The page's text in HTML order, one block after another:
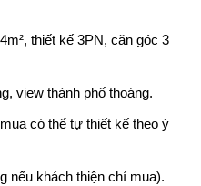
thiết kế 3PN, căn góc 3
view thành phố thoáng.
có thể tự thiết kế theo ý
nếu khách thiện chí mua).